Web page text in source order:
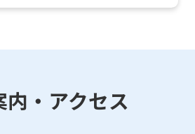
内・アクセス
to
top
However,